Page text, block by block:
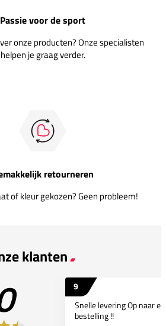
Passie voor de sport
onze producten? Onze specialisten
helpen je graag verder.
retourneren
of kleur gekozen? Geen probleem!
klanten
9
Snelle levering Op naar
bestelling !!